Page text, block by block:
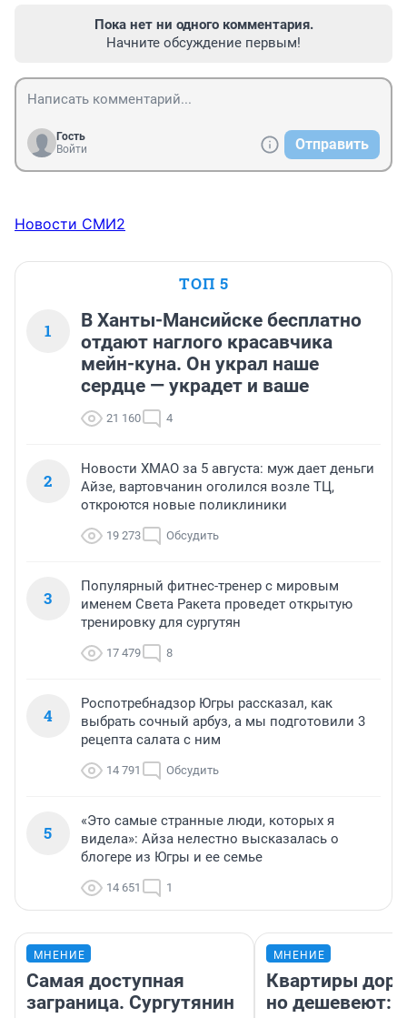
Пока нет ни одного комментария.
Начните обсуждение первым!
Гость
Войти
Отправить
Новости СМИ2
ТОП 5
1
В Ханты-Мансийске бесплатно
отдают наглого красавчика
мейн-куна. Он украл наше
сердце — украдет и ваше
21 160 4
2
Новости ХМАО за 5 августа: муж дает деньги
Айзе, вартовчанин оголился возле ТЦ,
откроются новые поликлиники
19 273 Обсудить
3
Популярный фитнес-тренер с мировым
именем Света Ракета проведет открытую
тренировку для сургутян
17 479 8
4
Роспотребнадзор Югры рассказал, как
выбрать сочный арбуз, а мы подготовили 3
рецепта салата с ним
14 791 Обсудить
5
«Это самые странные люди, которых я
видела»: Айза нелестно высказалась о
блогере из Югры и ее семье
14 651 1
МНЕНИЕ
Самая доступная
заграница. Сургутянин
МНЕНИЕ
Квартиры
но дешевеют: